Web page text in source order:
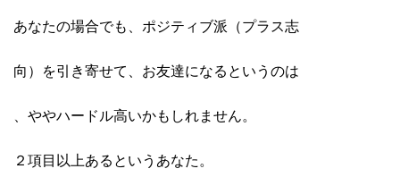
あなたの場合でも、ポジティブ派（プラス志
向）を引き寄せて、お友達になるというのは
、ややハードル高いかもしれません。
２項目以上あるというあなた。